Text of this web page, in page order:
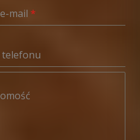
mail *